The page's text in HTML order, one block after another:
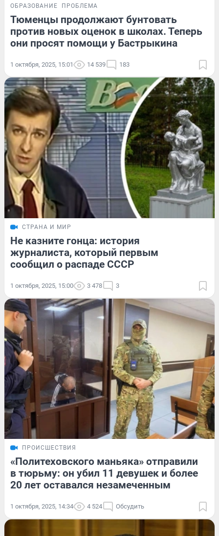
ОБРАЗОВАНИЕ ПРОБЛЕМА
Тюменцы продолжают бунтовать
против новых оценок в школах. Теперь
они просят помощи у Бастрыкина
1 октября, 2025, 15:01 14 539 183
СТРАНА И МИР
Не казните гонца: история
журналиста, который первым
сообщил о распаде СССР
1 октября, 2025, 15:00 3 478 3
ПРОИСШЕСТВИЯ
«Политеховского маньяка» отправили
в тюрьму: он убил 11 девушек и более
20 лет оставался незамеченным
1 октября, 2025, 14:34 4 524 Обсудить